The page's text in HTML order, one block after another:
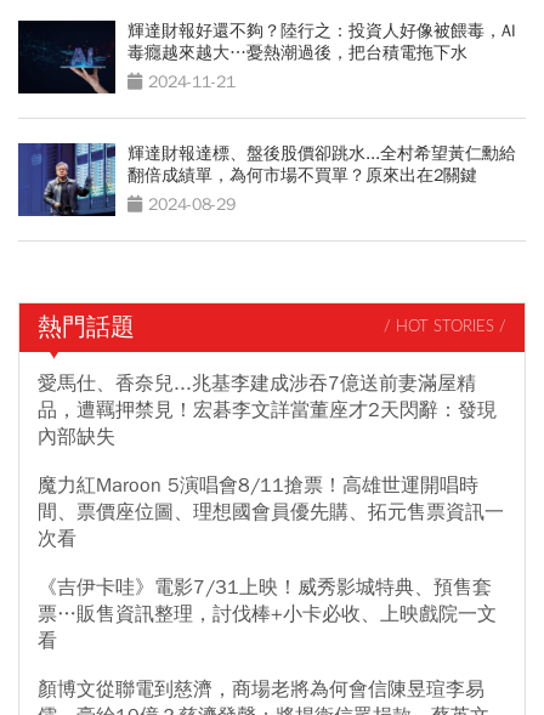
輝達財報好還不夠？陸行之：投資人好像被餵毒，AI
毒癮越來越大…憂熱潮過後，把台積電拖下水
2024-11-21
輝達財報達標、盤後股價卻跳水...全村希望黃仁勳給
翻倍成績單，為何市場不買單？原來出在2關鍵
2024-08-29
熱門話題 / HOT STORIES /
愛馬仕、香奈兒...兆基李建成涉吞7億送前妻滿屋精
品，遭羈押禁見！宏碁李文詳當董座才2天閃辭：發現
內部缺失
魔力紅Maroon 5演唱會8/11搶票！高雄世運開唱時
間、票價座位圖、理想國會員優先購、拓元售票資訊一
次看
《吉伊卡哇》電影7/31上映！威秀影城特典、預售套
票…販售資訊整理，討伐棒+小卡必收、上映戲院一文
看
顏博文從聯電到慈濟，商場老將為何會信陳昱瑄李易